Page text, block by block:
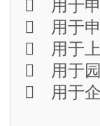
 用于申
 用于申
 用于上
 用于园
 用于企